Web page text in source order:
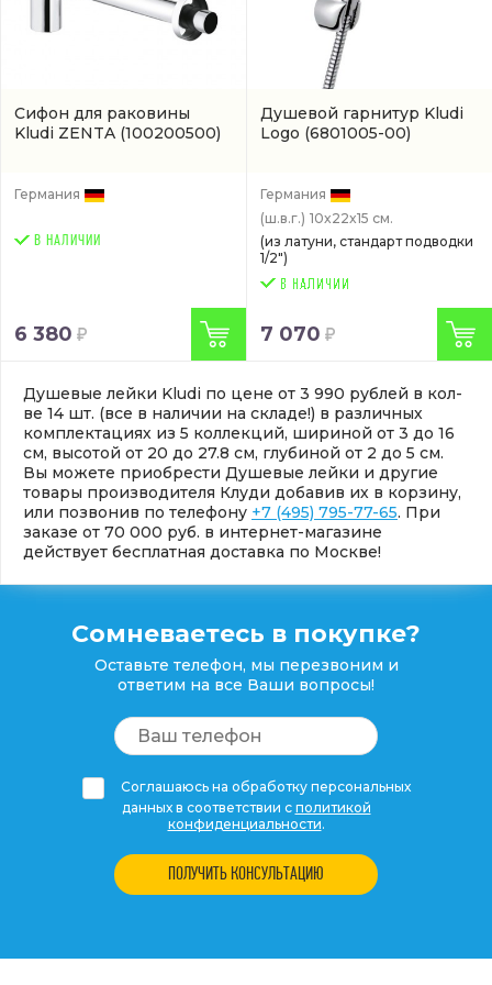
Сифон для раковины
Kludi ZENTA (100200500)
Германия
В НАЛИЧИИ
6 380
Душевой гарнитур Kludi
Logo (6801005-00)
Германия
(ш.в.г.) 10x22x15 см.
(из латуни, стандарт подводки
1/2")
7 070
Душевые лейки Kludi по цене от 3 990 рублей в кол-
ве 14 шт. (все в наличии на складе!) в различных
комплектациях из 5 коллекций, шириной от 3 до 16
см, высотой от 20 до 27.8 см, глубиной от 2 до 5 см.
Вы можете приобрести Душевые лейки и другие
товары производителя Клуди добавив их в корзину,
или позвонив по телефону +7 (495) 795-77-65. При
заказе от 70 000 руб. в интернет-магазине
действует бесплатная доставка по Москве!
Сомневаетесь в покупке?
Оставьте телефон, мы перезвоним и
ответим на все Ваши вопросы!
Соглашаюсь на обработку персональных
данных в соответствии с политикой
конфиденциальности.
ПОЛУЧИТЬ КОНСУЛЬТАЦИЮ